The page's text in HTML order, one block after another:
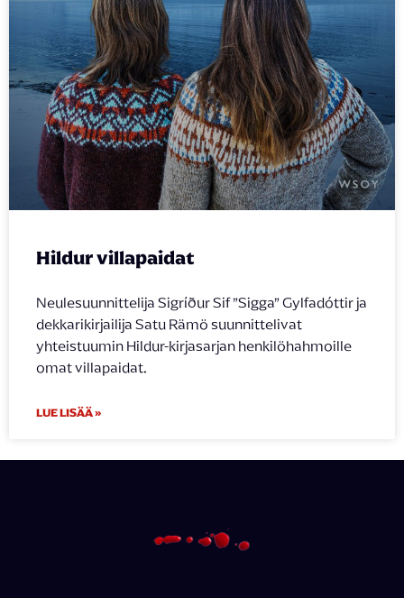
Hildur villapaidat
Neulesuunnittelija Sigríður Sif ”Sigga” Gylfadóttir ja
dekkarikirjailija Satu Rämö suunnittelivat
yhteistuumin Hildur-kirjasarjan henkilöhahmoille
omat villapaidat.
LUE LISÄÄ »